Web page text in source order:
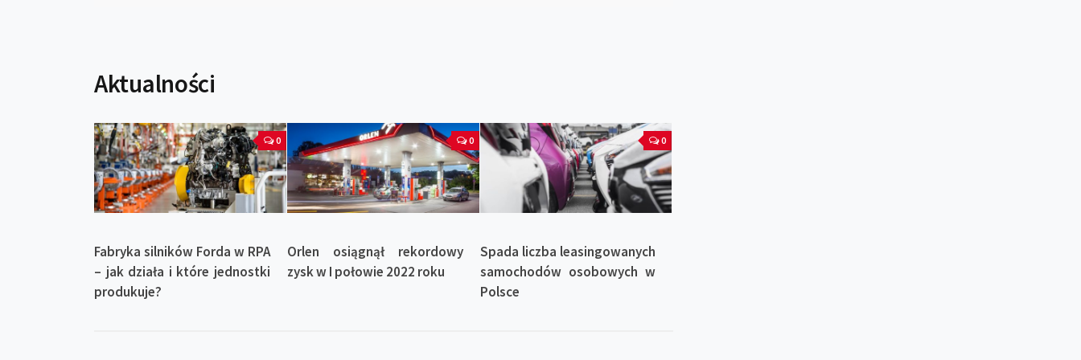
Aktualności
0
Fabryka silników Forda w RPA
– jak działa i które jednostki
produkuje?
0
Orlen osiągnął rekordowy
zysk w I połowie 2022 roku
0
Spada liczba leasingowanych
samochodów osobowych w
Polsce